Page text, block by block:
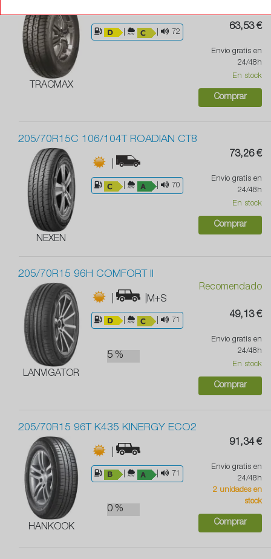
TRACMAX
72 63,53 €
Envío gratis en
24/48h
En stock
Comprar
205/70R15C 106/104T ROADIAN CT8
NEXEN
|
70
73,26 €
Envío gratis en
24/48h
En stock
Comprar
205/70R15 96H COMFORT II
LANVIGATOR
| |M+S
71
5 %
Recomendado
49,13 €
Envío gratis en
24/48h
En stock
Comprar
205/70R15 96T K435 KINERGY ECO2
HANKOOK
|
71
0 %
91,34 €
Envío gratis en
24/48h
2 unidades en
stock
Comprar